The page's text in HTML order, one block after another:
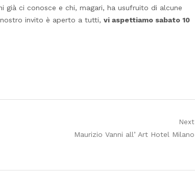
già ci conosce e chi, magari, ha usufruito di alcune
invito è aperto a tutti, vi aspettiamo sabato 10
Next
Next
Maurizio Vanni all’ Art Hotel Milano